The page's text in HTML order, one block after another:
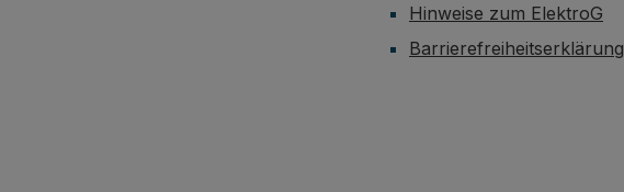
Hinweise zum ElektroG
Barrierefreiheitserklärung